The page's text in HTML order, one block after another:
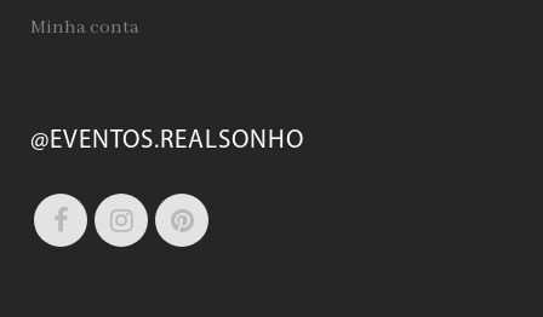
Minha conta
@EVENTOS.REALSONHO